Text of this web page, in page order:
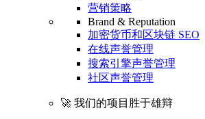
营销策略
Brand & Reputation
加密货币和区块链 SEO
在线声誉管理
搜索引擎声誉管理
社区声誉管理
🚀 我们的项目胜于雄辩